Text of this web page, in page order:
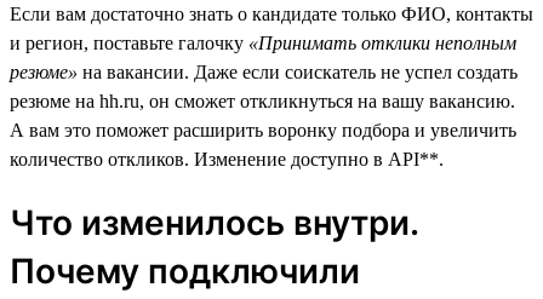
Если вам достаточно знать о кандидате только ФИО, контакты
и регион, поставьте галочку «Принимать отклики неполным
резюме» на вакансии. Даже если соискатель не успел создать
резюме на hh.ru, он сможет откликнуться на вашу вакансию.
А вам это поможет расширить воронку подбора и увеличить
количество откликов. Изменение доступно в API**.
Что изменилось внутри.
Почему подключили